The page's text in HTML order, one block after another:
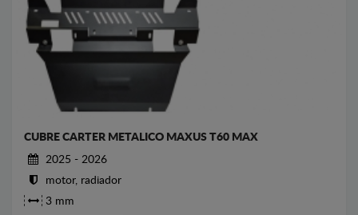
CUBRE CARTER METALICO MAXUS T60 MAX
2025 - 2026
motor, radiador
3 mm